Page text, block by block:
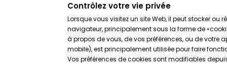
Contrôlez votre vie privée
Lorsque vous visitez un site Web, il peut stocker ou
navigateur, principalement sous la forme de
à propos de vous, de vos préférences, ou de votre
mobile), est principalement utilisée pour faire
Vos préférences de cookies sont modifiables